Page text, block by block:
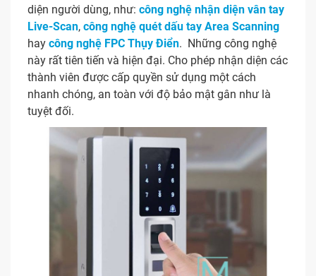
diện người dùng, như: công nghệ nhận diện vân tay
Live-Scan, công nghệ quét dấu tay Area Scanning
hay công nghệ FPC Thụy Điển. Những công nghệ
này rất tiên tiến và hiện đại. Cho phép nhận diện các
thành viên được cấp quyền sử dụng một cách
nhanh chóng, an toàn với độ bảo mật gân như là
tuyệt đối.